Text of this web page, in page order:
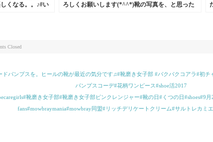
くなる。。♪#い
ろしくお願いします(*^^*)靴の写真を、と思った
Closed
ドパンプスを。ヒールの靴が最近の気分です♫#靴磨き女子部 #バクバクコアラ#初
パンプスコーデ#花柄ワンピース#shoe活2017
靴磨き女子部#靴磨き女子部ピンクレンジャー#靴の日#くつの日#shoes#9
fans#mowbraymania#mowbray同盟#リッチデリケートクリーム#サルトレカミエ